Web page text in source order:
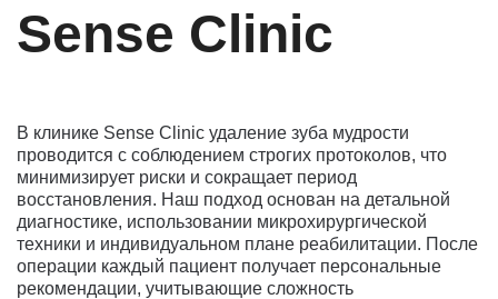
Sense Clinic
В клинике Sense Clinic удаление зуба мудрости
проводится с соблюдением строгих протоколов, что
минимизирует риски и сокращает период
восстановления. Наш подход основан на детальной
диагностике, использовании микрохирургической
техники и индивидуальном плане реабилитации. После
операции каждый пациент получает персональные
рекомендации, учитывающие сложность